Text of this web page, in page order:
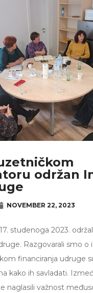
održan
NOVEMBER 22, 2023
studenoga 2023.
Razgovarali smo o
financiranja udruge
kako ih savladati.
naglasili važnost